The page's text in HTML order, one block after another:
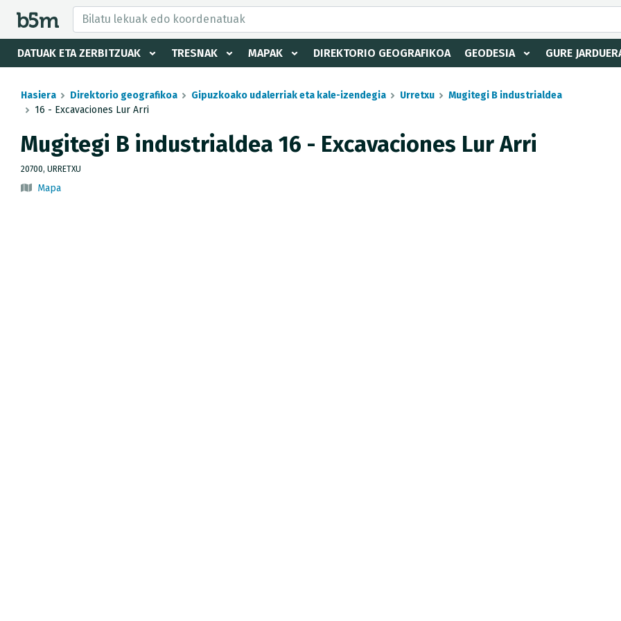
DATUAK ETA ZERBITZUAK TRESNAK MAPAK DIREKTORIO GEOGRAFIKOA GEODESIA GURE
eta direktorioa izkutatu
Hasiera Direktorio geografikoa Gipuzkoako udalerriak eta kale-izendegia Urretxu
Mugitegi B industrialdea
16 - Excavaciones Lur Arri
Mugitegi B industrialdea 16 - Excavaciones Lur Arri
20700, URRETXU
Mapa